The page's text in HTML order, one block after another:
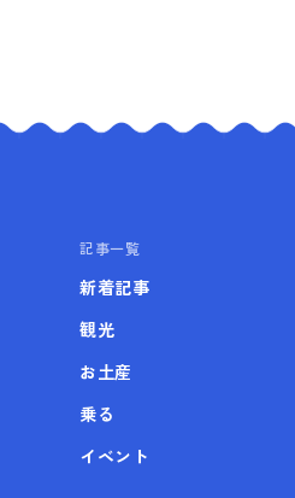
記事一覧
新着記事
観光
お土産
乗る
イベント